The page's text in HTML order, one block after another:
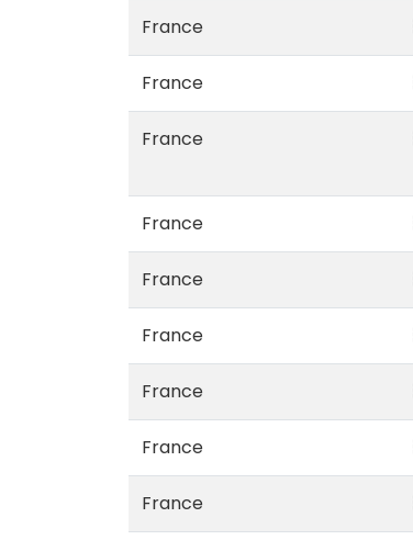
France
France
France
France
France
France
France
France
France